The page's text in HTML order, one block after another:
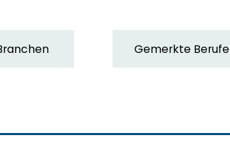
Gemerkte Berufe